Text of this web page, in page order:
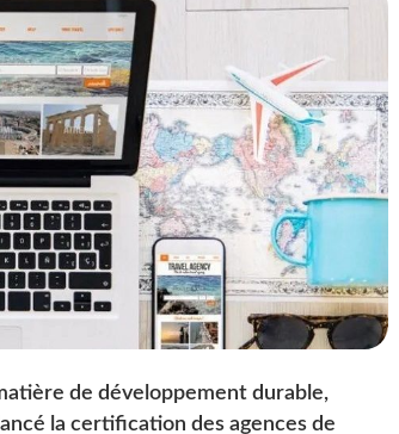
de développement durable,
la certification des agences de